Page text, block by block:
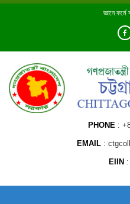
Skip
জ্ঞানে
PHONE
EMAIL
EIIN